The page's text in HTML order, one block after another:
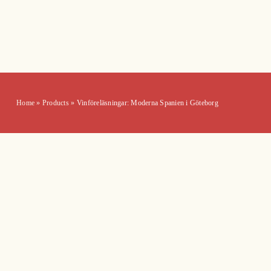
Home » Products » Vinföreläsningar: Moderna Spanien i Göteborg